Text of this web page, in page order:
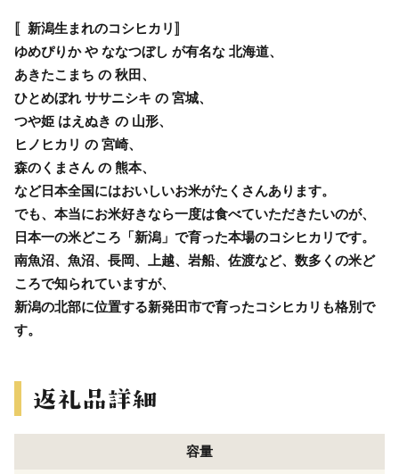
〚新潟生まれのコシヒカリ〛
ゆめぴりか や ななつぼし が有名な 北海道、
あきたこまち の 秋田、
ひとめぼれ ササニシキ の 宮城、
つや姫 はえぬき の 山形、
ヒノヒカリ の 宮崎、
森のくまさん の 熊本、
など日本全国にはおいしいお米がたくさんあります。
でも、本当にお米好きなら一度は食べていただきたいのが、
日本一の米どころ「新潟」で育った本場のコシヒカリです。
南魚沼、魚沼、長岡、上越、岩船、佐渡など、数多くの米ど
ころで知られていますが、
新潟の北部に位置する新発田市で育ったコシヒカリも格別で
す。
容量